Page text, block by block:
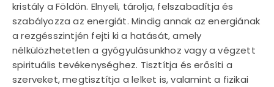
kristály a Földön. Elnyeli, tárolja, felszabadítja és
szabályozza az energiát. Mindig annak az energiának
a rezgésszintjén fejti ki a hatását, amely
nélkülözhetetlen a gyógyulásunkhoz vagy a végzett
spirituális tevékenységhez. Tisztítja és erősíti a
szerveket, megtisztítja a lelket is, valamint a fizikai